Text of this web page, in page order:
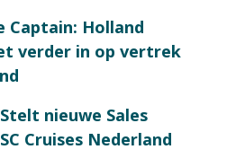
Captain: Holland
verder in op vertrek
nieuwe Sales
Cruises Nederland